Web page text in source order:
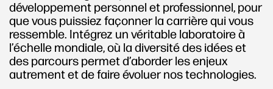
développement personnel et professionnel, pour
que vous puissiez façonner la carrière qui vous
ressemble. Intégrez un véritable laboratoire à
l’échelle mondiale, où la diversité des idées et
des parcours permet d’aborder les enjeux
autrement et de faire évoluer nos technologies.